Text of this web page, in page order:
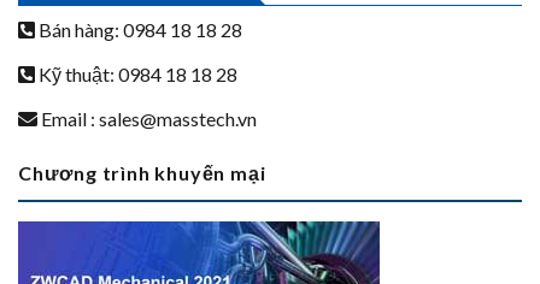
Bán hàng: 0984 18 18 28
Kỹ thuật: 0984 18 18 28
Email : sales@masstech.vn
Chương trình khuyến mại